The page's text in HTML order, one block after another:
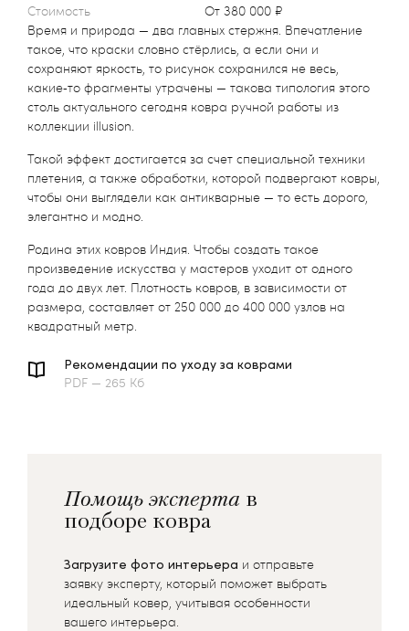
Стоимость
от 380 000 ₽
Время и природа — два главных стержня. Впечатление
такое, что краски словно стёрлись, а если они и
сохраняют яркость, то рисунок сохранился не весь,
какие‑то фрагменты утрачены — такова типология этого
столь актуального сегодня ковра ручной работы из
коллекции illusion.
Такой эффект достигается за счет специальной техники
плетения, а также обработки, которой подвергают ковры,
чтобы они выглядели как антикварные — то есть дорого,
элегантно и модно.
Родина этих ковров Индия. Чтобы создать такое
произведение искусства у мастеров уходит от одного
года до двух лет. Плотность ковров, в зависимости от
размера, составляет от 250 000 до 400 000 узлов на
квадратный метр.
Рекомендации по уходу за коврами
PDF — 265 Кб
Помощь эксперта в
подборе ковра
Загрузите фото интерьера и отправьте
заявку эксперту, который поможет выбрать
идеальный ковер, учитывая особенности
вашего интерьера.